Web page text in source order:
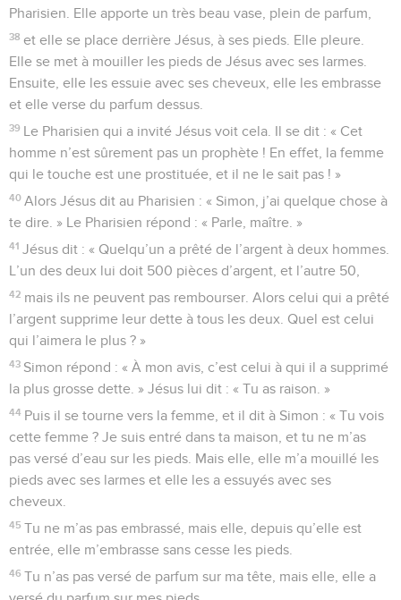
Pharisien. Elle apporte un très beau vase, plein de parfum,
38 et elle se place derrière Jésus, à ses pieds. Elle pleure.
Elle se met à mouiller les pieds de Jésus avec ses larmes.
Ensuite, elle les essuie avec ses cheveux, elle les embrasse
et elle verse du parfum dessus.
39 Le Pharisien qui a invité Jésus voit cela. Il se dit : « Cet
homme n’est sûrement pas un prophète ! En effet, la femme
qui le touche est une prostituée, et il ne le sait pas ! »
40 Alors Jésus dit au Pharisien : « Simon, j’ai quelque chose à
te dire. » Le Pharisien répond : « Parle, maître. »
41 Jésus dit : « Quelqu’un a prêté de l’argent à deux hommes.
L’un des deux lui doit 500 pièces d’argent, et l’autre 50,
42 mais ils ne peuvent pas rembourser. Alors celui qui a prêté
l’argent supprime leur dette à tous les deux. Quel est celui
qui l’aimera le plus ? »
43 Simon répond : « À mon avis, c’est celui à qui il a supprimé
la plus grosse dette. » Jésus lui dit : « Tu as raison. »
44 Puis il se tourne vers la femme, et il dit à Simon : « Tu vois
cette femme ? Je suis entré dans ta maison, et tu ne m’as
pas versé d’eau sur les pieds. Mais elle, elle m’a mouillé les
pieds avec ses larmes et elle les a essuyés avec ses
cheveux.
45 Tu ne m’as pas embrassé, mais elle, depuis qu’elle est
entrée, elle m’embrasse sans cesse les pieds.
46 Tu n’as pas versé de parfum sur ma tête, mais elle, elle a